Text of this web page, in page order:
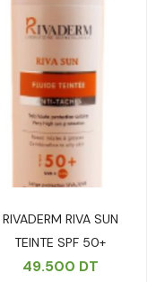
RIVADERM RIVA SUN
TEINTE SPF 50+
49.500 DT